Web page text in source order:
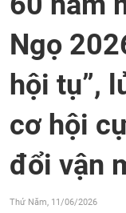
Ngọ
hội tụ”,
cơ hội
đổi vận
Thứ Năm, 11/06/2026